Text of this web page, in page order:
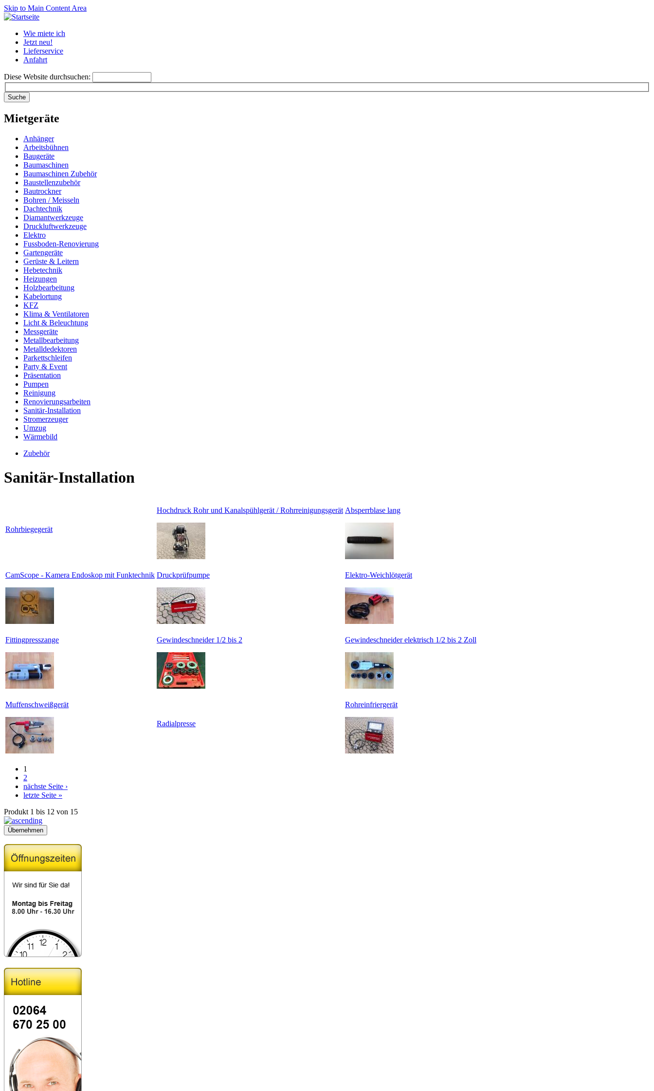
Skip to Main Content Area
Wie miete ich
Jetzt neu!
Lieferservice
Anfahrt
Diese Website durchsuchen:
Mietgeräte
Anhänger
Arbeitsbühnen
Baugeräte
Baumaschinen
Baumaschinen Zubehör
Baustellenzubehör
Bautrockner
Bohren / Meisseln
Dachtechnik
Diamantwerkzeuge
Druckluftwerkzeuge
Elektro
Fussboden-Renovierung
Gartengeräte
Gerüste & Leitern
Hebetechnik
Heizungen
Holzbearbeitung
Kabelortung
KFZ
Klima & Ventilatoren
Licht & Beleuchtung
Messgeräte
Metallbearbeitung
Metalldedektoren
Parkettschleifen
Party & Event
Präsentation
Pumpen
Reinigung
Renovierungsarbeiten
Sanitär-Installation
Stromerzeuger
Umzug
Wärmebild
Zubehör
Sanitär-Installation
Rohrbiegegerät
Hochdruck Rohr und Kanalspühlgerät / Rohrreinigungsgerät Absperrblase lang
CamScope - Kamera Endoskop mit Funktechnik Druckprüfpumpe Elektro-Weichlötgerät
Fittingpresszange Gewindeschneider 1/2 bis 2 Gewindeschneider elektrisch 1/2 bis 2 Zoll
Muffenschweißgerät
Radialpresse
Rohreinfriergerät
1
2
nächste Seite ›
letzte Seite »
Produkt 1 bis 12 von 15